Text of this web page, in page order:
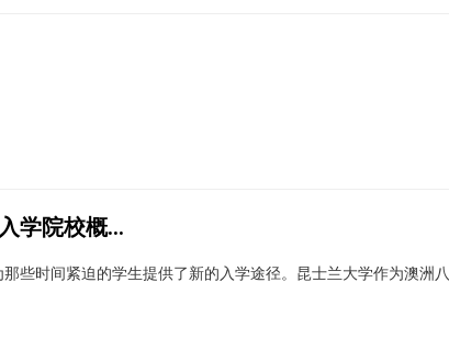
利好消息！昆士兰大学预科要求更低！成功入学院校概率更大
些时间紧迫的学生提供了新的入学途径。昆士兰大学作为澳洲八